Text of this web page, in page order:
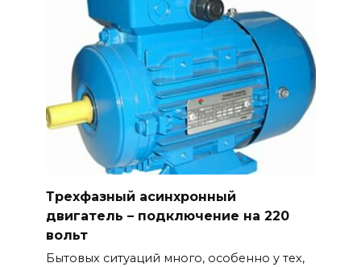
Трехфазный асинхронный
двигатель – подключение на 220
вольт
Бытовых ситуаций много, особенно у тех,